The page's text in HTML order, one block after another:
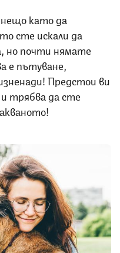
нещо като да
сте искали да
но почти нямате
е пътуване,
Предстои ви
трябва да сте